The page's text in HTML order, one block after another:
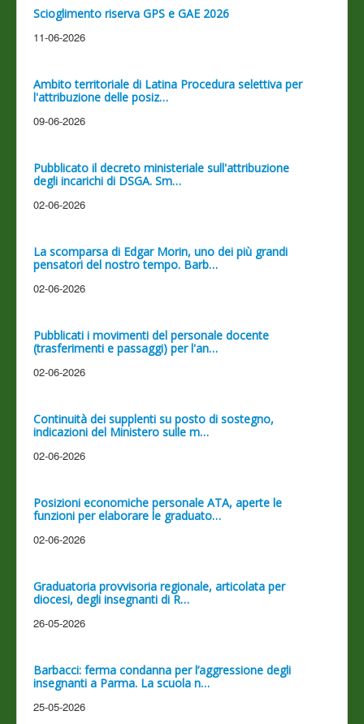
Scioglimento riserva GPS e GAE 2026
11-06-2026
Ambito territoriale di Latina Procedura selettiva per
l'attribuzione delle posiz…
09-06-2026
Pubblicato il decreto ministeriale sull'attribuzione
degli incarichi di DSGA. Sm…
02-06-2026
La scomparsa di Edgar Morin, uno dei più grandi
pensatori del nostro tempo. Barb…
02-06-2026
Pubblicati i movimenti del personale docente
(trasferimenti e passaggi) per l'an…
02-06-2026
Continuità dei supplenti su posto di sostegno,
indicazioni del Ministero sulle m…
02-06-2026
Posizioni economiche personale ATA, aperte le
funzioni per elaborare le graduato…
02-06-2026
Graduatoria provvisoria regionale, articolata per
diocesi, degli insegnanti di R…
26-05-2026
Barbacci: ferma condanna per l’aggressione degli
insegnanti a Parma. La scuola n…
25-05-2026